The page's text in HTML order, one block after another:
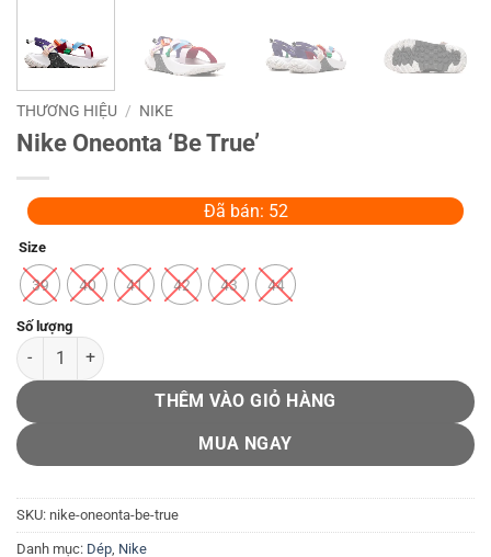
THƯƠNG HIỆU / NIKE
Nike Oneonta ‘Be True’
Đã bán: 52
Size
39 40 41 42 43 44
Nike Oneonta 'Be True' số lượng
THÊM VÀO GIỎ HÀNG
MUA NGAY
SKU: nike-oneonta-be-true
Danh mục: Dép Nike